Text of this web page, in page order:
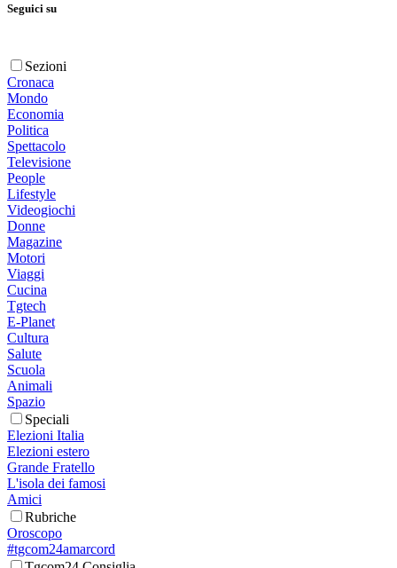
Seguici su
Sezioni
Cronaca
Mondo
Economia
Politica
Spettacolo
Televisione
People
Lifestyle
Videogiochi
Donne
Magazine
Motori
Viaggi
Cucina
Tgtech
E-Planet
Cultura
Salute
Scuola
Animali
Spazio
Speciali
Elezioni Italia
Elezioni estero
Grande Fratello
L'isola dei famosi
Amici
Rubriche
Oroscopo
#tgcom24amarcord